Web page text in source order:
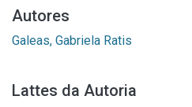
Autores
Galeas, Gabriela Ratis
Lattes da Autoria